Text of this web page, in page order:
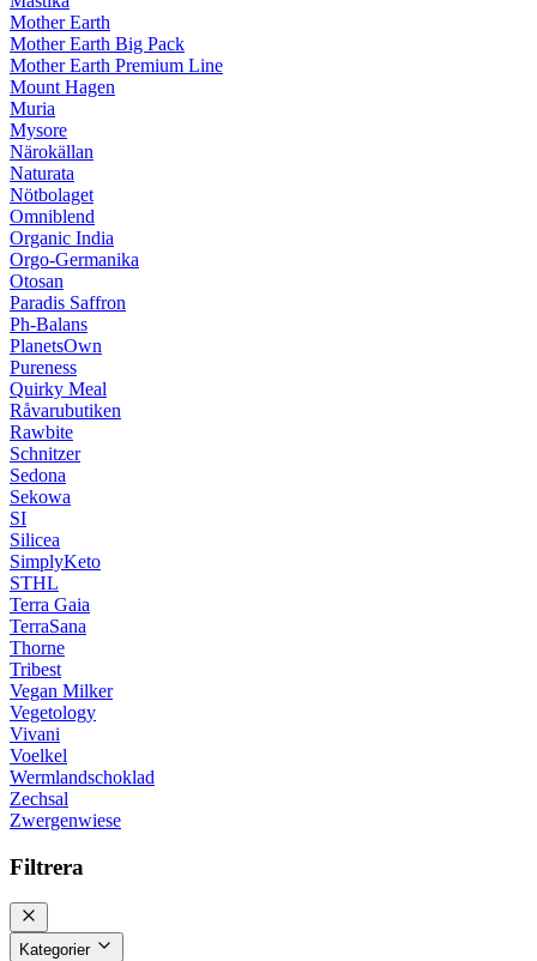
Mother Earth
Mother Earth Big Pack
Mother Earth Premium Line
Mount Hagen
Muria
Mysore
Närokällan
Naturata
Nötbolaget
Omniblend
Organic India
Orgo-Germanika
Otosan
Paradis Saffron
Ph-Balans
PlanetsOwn
Pureness
Quirky Meal
Råvarubutiken
Rawbite
Schnitzer
Sedona
Sekowa
SI
Silicea
SimplyKeto
STHL
Terra Gaia
TerraSana
Thorne
Tribest
Vegan Milker
Vegetology
Vivani
Voelkel
Wermlandschoklad
Zechsal
Zwergenwiese
Filtrera
Kategorier